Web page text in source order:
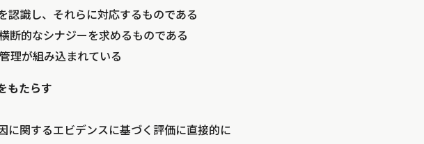
認識し、それらに対応するものである
断的なシナジーを求めるものである
理が組み込まれている
もたらす
に関するエビデンスに基づく評価に直接的に